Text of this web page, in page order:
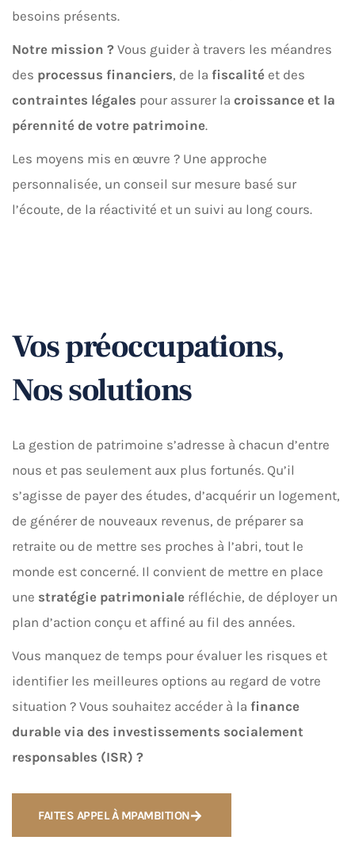
besoins présents.
Notre mission ? Vous guider à travers les méandres
des processus financiers, de la fiscalité et des
contraintes légales pour assurer la croissance et la
pérennité de votre patrimoine.
Les moyens mis en œuvre ? Une approche
personnalisée, un conseil sur mesure basé sur
l’écoute, de la réactivité et un suivi au long cours.
Vos préoccupations,
Nos solutions
La gestion de patrimoine s’adresse à chacun d’entre
nous et pas seulement aux plus fortunés. Qu’il
s’agisse de payer des études, d’acquérir un logement,
de générer de nouveaux revenus, de préparer sa
retraite ou de mettre ses proches à l’abri, tout le
monde est concerné. Il convient de mettre en place
une stratégie patrimoniale réfléchie, de déployer un
plan d’action conçu et affiné au fil des années.
Vous manquez de temps pour évaluer les risques et
identifier les meilleures options au regard de votre
situation ? Vous souhaitez accéder à la finance
durable via des investissements socialement
responsables (ISR) ?
FAITES APPEL À MPAMBITION